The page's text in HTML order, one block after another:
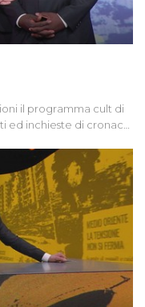
il programma cult di
ed inchieste di cronaca